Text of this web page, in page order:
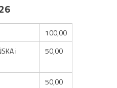
100,00
i
50,00
50,00